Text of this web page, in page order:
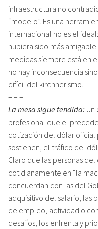
infraestructura no
“modelo”. Es una
internacional no es el
hubiera sido más
medidas siempre está en
no hay inconsecuencia
difícil del kirchnerismo.
– – –
La mesa sigue tendida:
profesional que el
cotización del dólar oficial
sostienen, el tráfico del
Claro que las personas
cotidianamente en “la
concuerdan con las del
adquisitivo del salario, las
de empleo, actividad o
desafíos, los enfrenta y